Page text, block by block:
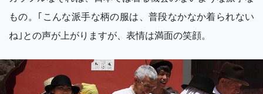
もの。｢こんな派手な柄の服は、普段なかなか着られない
ね｣との声が上がりますが、表情は満面の笑顔。